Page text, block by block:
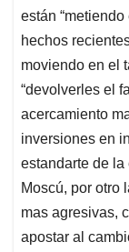
están
hechos
moviendo en el
“devolverles el
acercamiento
inversiones en
estandarte de la
Moscú, por otro
mas agresivas,
apostar al